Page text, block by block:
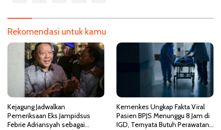
i
p
o
Rekomendasi untuk kamu
Kejagung Jadwalkan
Pemeriksaan Eks Jampidsus
Febrie Adriansyah sebagai
Kemenkes Ungkap Fakta Viral
Pasien BPJS Menunggu 8 Jam di
IGD, Ternyata Butuh Perawatan